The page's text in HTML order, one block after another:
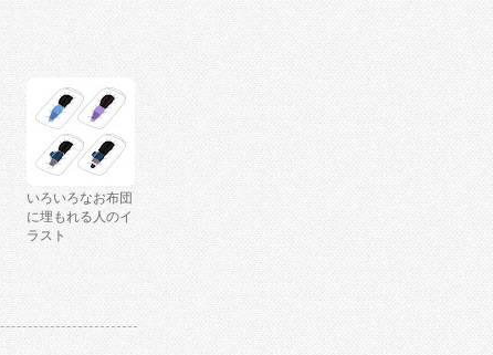
いろいろなお布団
に埋もれる人のイ
ラスト